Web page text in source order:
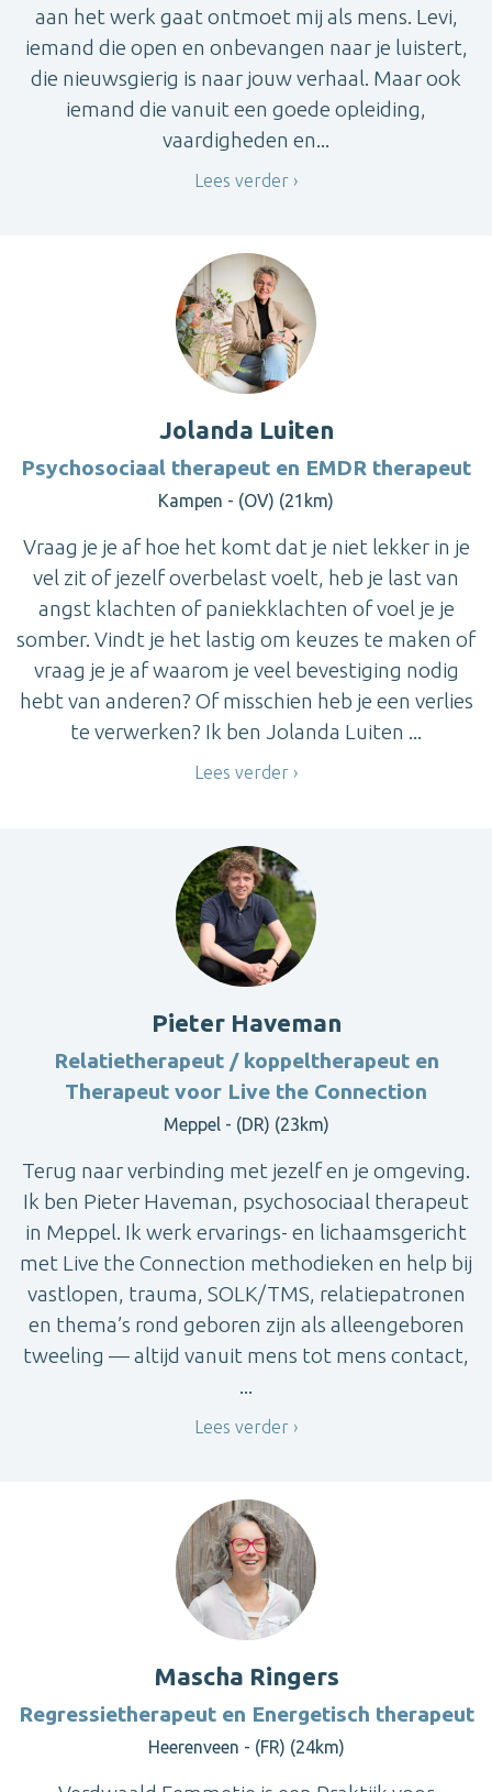
aan het werk gaat ontmoet mij als mens. Levi,
iemand die open en onbevangen naar je luistert,
die nieuwsgierig is naar jouw verhaal. Maar ook
iemand die vanuit een goede opleiding,
vaardigheden en...
Lees verder
Jolanda Luiten
Psychosociaal therapeut en EMDR therapeut
Kampen - (OV) (21km)
Vraag je je af hoe het komt dat je niet lekker in je
vel zit of jezelf overbelast voelt, heb je last van
angst klachten of paniekklachten of voel je je
somber. Vindt je het lastig om keuzes te maken of
vraag je je af waarom je veel bevestiging nodig
hebt van anderen? Of misschien heb je een verlies
te verwerken? Ik ben Jolanda Luiten ...
Lees verder
Pieter Haveman
Relatietherapeut / koppeltherapeut en
Therapeut voor Live the Connection
Meppel - (DR) (23km)
Terug naar verbinding met jezelf en je omgeving.
Ik ben Pieter Haveman, psychosociaal therapeut
in Meppel. Ik werk ervarings- en lichaamsgericht
met Live the Connection methodieken en help bij
vastlopen, trauma, SOLK/TMS, relatiepatronen
en thema’s rond geboren zijn als alleengeboren
tweeling — altijd vanuit mens tot mens contact,
...
Lees verder
Mascha Ringers
Regressietherapeut en Energetisch therapeut
Heerenveen - (FR) (24km)